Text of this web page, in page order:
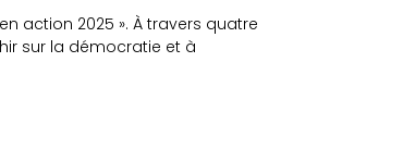
action 2025 ». À travers quatre
sur la démocratie et à